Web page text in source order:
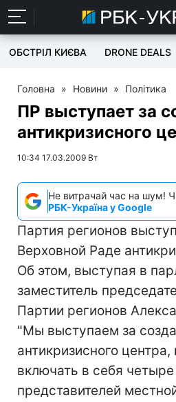
ОБСТРІЛ КИЄВА DRONE DEALS
Головна » Новини » Політика
ПР выступает за
антикризисного
10:34 17.03.2009 Вт
Не витрачай час на шум!
РБК-Україна у Google
Партия регионов
Верховной Раде
Об этом, выступая в
заместитель
Партии регионов
"Мы выступаем за
антикризисного
включать в себя
представителей